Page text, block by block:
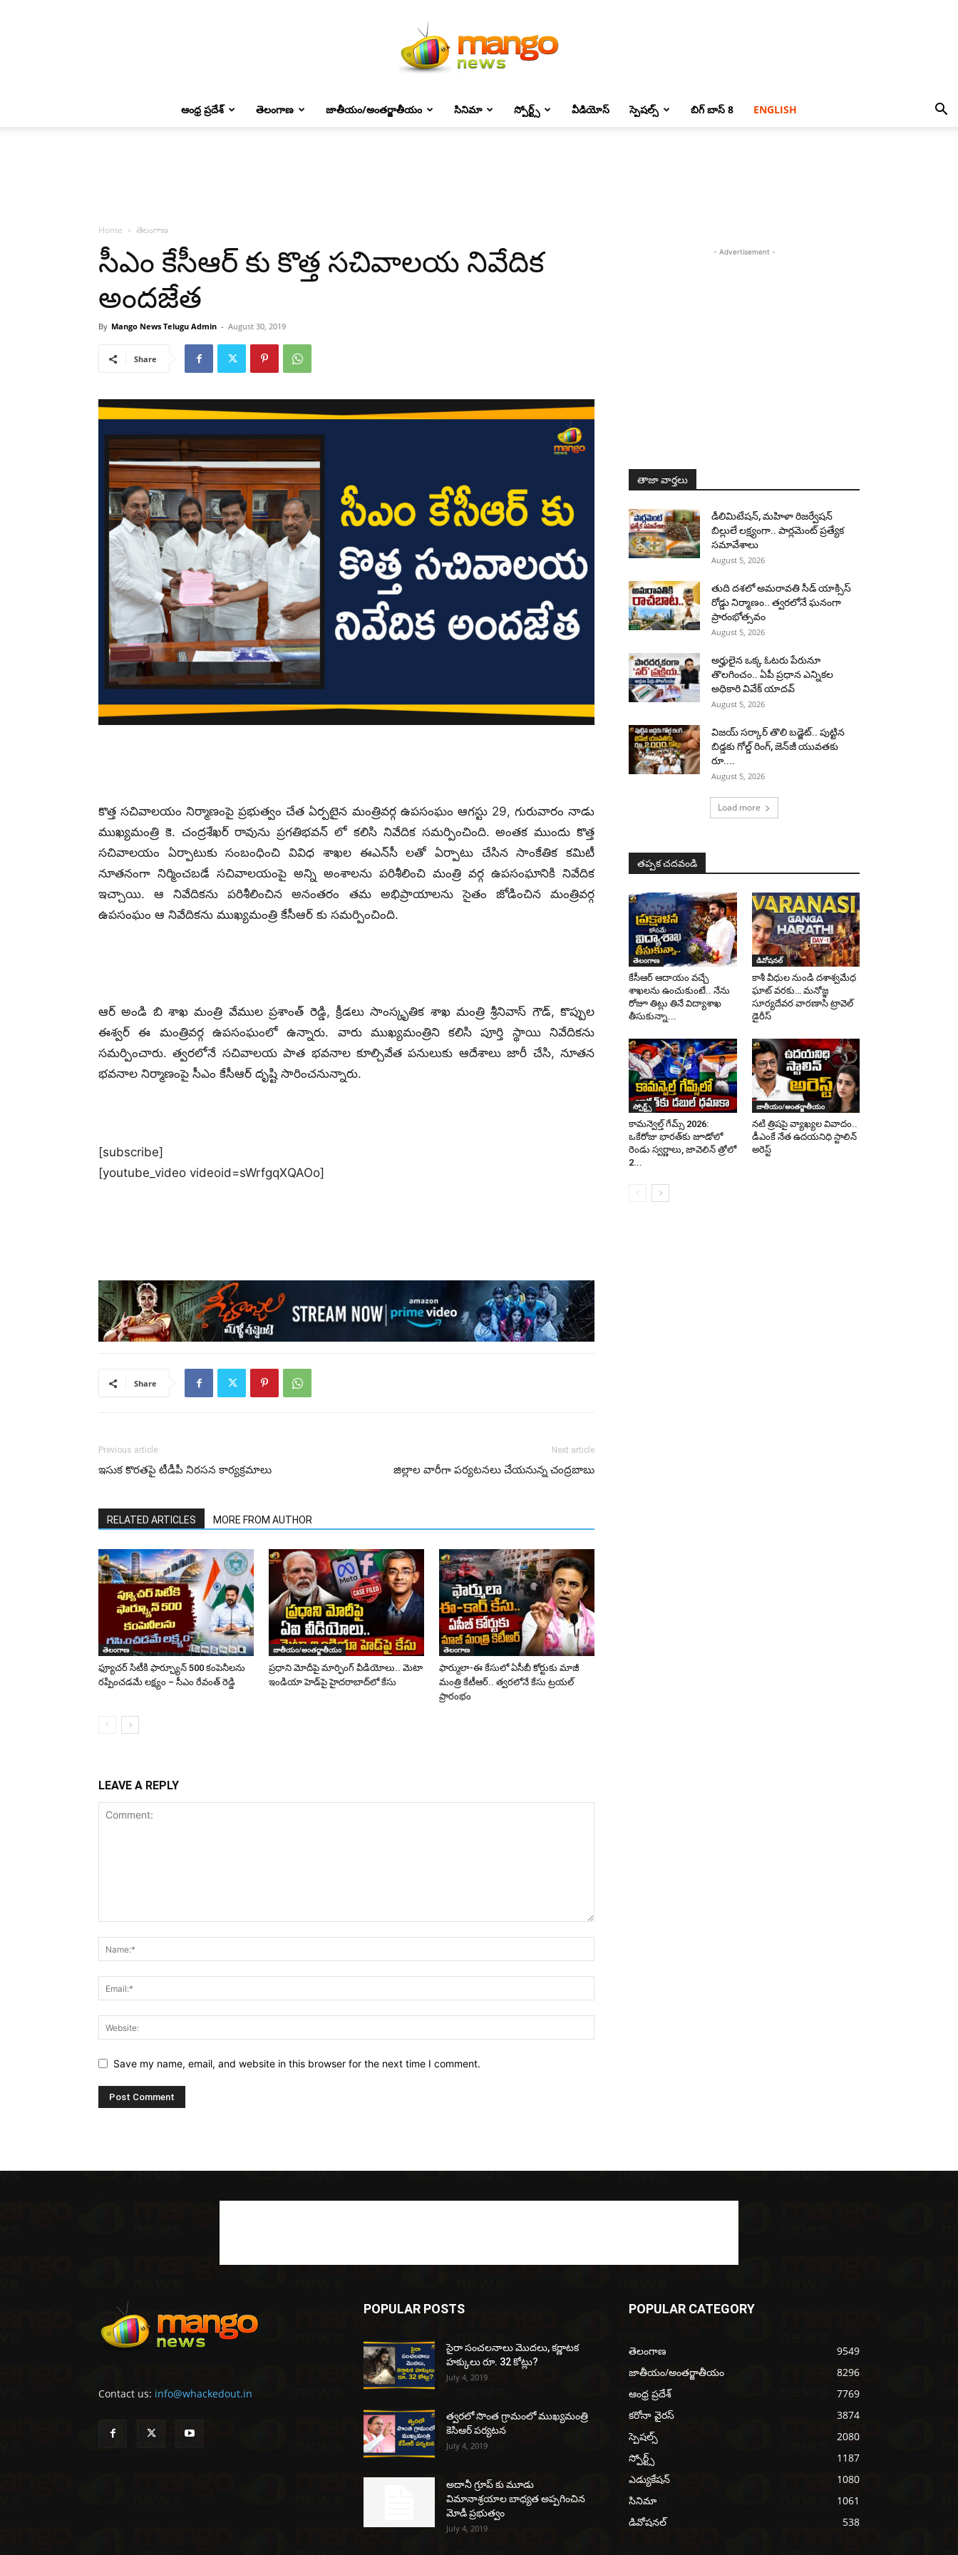
ఆంధ్ర ప్రదేశ్ తెలంగాణ జాతీయం/అంతర్జాతీయం సినిమా స్పోర్ట్స్ వీడియోస్ స్పెషల్స్ బిగ్ బాస్ 8 ENGLISH
Home తెలంగాణ
సీఎం కేసీఆర్ కు కొత్త సచివాలయ నివేదిక
అందజేత
By Mango News Telugu Admin - August 30, 2019
Share
కొత్త సచివాలయం నిర్మాణంపై ప్రభుత్వం చేత ఏర్పటైన మంత్రివర్గ ఉపసంఘం ఆగస్టు 29, గురువారం నాడు
ముఖ్యమంత్రి కె. చంద్రశేఖర్ రావును ప్రగతిభవన్ లో కలిసి నివేదిక సమర్పించింది. అంతక ముందు కొత్త
సచివాలయం ఏర్పాటుకు సంబంధించి వివిధ శాఖల ఈఎన్‌సీ లతో ఏర్పాటు చేసిన సాంకేతిక కమిటీ
నూతనంగా నిర్మించబడే సచివాలయంపై అన్ని అంశాలను పరిశీలించి మంత్రి వర్గ ఉపసంఘానికి నివేదిక
ఇచ్చాయి. ఆ నివేదికను పరిశీలించిన అనంతరం తమ అభిప్రాయాలను సైతం జోడించిన మంత్రివర్గ
ఉపసంఘం ఆ నివేదికను ముఖ్యమంత్రి కేసీఆర్ కు సమర్పించింది.
ఆర్ అండి బి శాఖ మంత్రి వేముల ప్రశాంత్ రెడ్డి, క్రీడలు సాంస్కృతిక శాఖ మంత్రి శ్రీనివాస్ గౌడ్, కొప్పుల
ఈశ్వర్ ఈ మంత్రివర్గ ఉపసంఘంలో ఉన్నారు. వారు ముఖ్యమంత్రిని కలిసి పూర్తి స్థాయి నివేదికను
సమర్పించారు. త్వరలోనే సచివాలయ పాత భవనాల కూల్చివేత పనులుకు ఆదేశాలు జారీ చేసి, నూతన
భవనాల నిర్మాణంపై సీఎం కేసీఆర్ దృష్టి సారించనున్నారు.
[subscribe]
[youtube_video videoid=sWrfgqXQAOo]
Share
Previous article
ఇసుక కొరతపై టీడీపీ నిరసన కార్యక్రమాలు
Next article
జిల్లాల వారీగా పర్యటనలు చేయనున్న చంద్రబాబు
RELATED ARTICLES MORE FROM AUTHOR
తెలంగాణ
ఫ్యూచర్ సిటీకి ఫార్చ్యూన్ 500 కంపెనీలను
రప్పించడమే లక్ష్యం – సీఎం రేవంత్ రెడ్డి
జాతీయం/అంతర్జాతీయం
ప్రధాని మోదీపై మార్ఫింగ్ వీడియోలు.. మెటా
ఇండియా హెడ్‌పై హైదరాబాద్‌లో కేసు
తెలంగాణ
ఫార్ములా-ఈ కేసులో ఏసీబీ కోర్టుకు మాజీ
మంత్రి కేటీఆర్.. త్వరలోనే కేసు ట్రయల్‌
ప్రారంభం
LEAVE A REPLY
Save my name, email, and website in this browser for the next time I comment.
- Advertisement -
తాజా వార్తలు
డీలిమిటేషన్, మహిళా రిజర్వేషన్
బిల్లులే లక్ష్యంగా.. పార్లమెంట్ ప్రత్యేక
సమావేశాలు
August 5, 2026
తుది దశలో అమరావతి సీడ్ యాక్సిస్
రోడ్డు నిర్మాణం.. త్వరలోనే ఘనంగా
ప్రారంభోత్సవం
August 5, 2026
అర్హులైన ఒక్క ఓటరు పేరునూ
తొలగించం.. ఏపీ ప్రధాన ఎన్నికల
అధికారి వివేక్ యాదవ్
August 5, 2026
విజయ్ సర్కార్ తొలి బడ్జెట్.. పుట్టిన
బిడ్డకు గోల్డ్ రింగ్, జెన్‌జీ యువతకు
రూ....
August 5, 2026
Load more
తప్పక చదవండి
తెలంగాణ
కేసీఆర్‌ ఆదాయం వచ్చే
శాఖలను ఉంచుకుంటే.. నేను
రోజూ తిట్లు తినే విద్యాశాఖ
తీసుకున్నా...
డివోషనల్
కాశీ వీధుల నుండి దశాశ్వమేధ
ఘాట్ వరకు… మనోజ్ఞ
సూర్యదేవర వారణాసి ట్రావెల్
డైరీస్
స్పోర్ట్స్
కామన్వెల్త్ గేమ్స్ 2026:
ఒకేరోజు భారత్‌కు జూడోలో
రెండు స్వర్ణాలు, జావెలిన్‌ త్రోలో
2...
జాతీయం/అంతర్జాతీయం
నటి త్రిషపై వ్యాఖ్యల వివాదం..
డీఎంకే నేత ఉదయనిధి స్టాలిన్‌
అరెస్ట్
Contact us: info@whackedout.in
POPULAR POSTS
సైరా సంచలనాలు మొదలు, కర్ణాటక
హక్కులు రూ. 32 కోట్లు?
July 4, 2019
త్వరలో సొంత గ్రామంలో ముఖ్యమంత్రి
కెసిఆర్ పర్యటన
July 4, 2019
అదానీ గ్రూప్ కు మూడు
విమానాశ్రయాల బాధ్యత అప్పగించిన
మోడీ ప్రభుత్వం
July 4, 2019
POPULAR CATEGORY
తెలంగాణ
9549
జాతీయం/అంతర్జాతీయం
8296
ఆంధ్ర ప్రదేశ్
7769
కరోనా వైరస్
3874
స్పెషల్స్
2080
స్పోర్ట్స్
1187
ఎడ్యుకేషన్
1080
సినిమా
1061
డివోషనల్
538